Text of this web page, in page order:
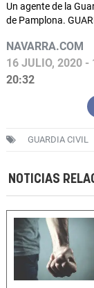
Un agente de la
de Pamplona.
NAVARRA.COM
16 JULIO, 2020 -
20:32
GUARDIA CIVIL
NOTICIAS